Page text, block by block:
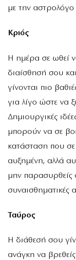
με την αστρολόγο
Κριός
Η ημέρα σε ωθεί
διαίσθησή σου
γίνονται πιο
για λίγο ώστε να
Δημιουργικές
μπορούν να σε
κατάσταση που σε
αυξημένη, αλλά
μην παρασυρθείς
συναισθηματικές
Ταύρος
Η διάθεσή σου
ανάγκη να